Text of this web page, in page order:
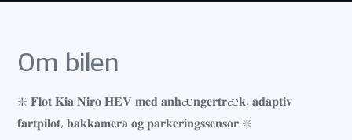
Om bilen
❇️ 𝐅𝐥𝐨𝐭 𝐊𝐢𝐚 𝐍𝐢𝐫𝐨 𝐇𝐄𝐕 𝐦𝐞𝐝 𝐚𝐧𝐡æ𝐧𝐠𝐞𝐫𝐭𝐫æ𝐤, 𝐚𝐝𝐚𝐩𝐭𝐢𝐯
𝐟𝐚𝐫𝐭𝐩𝐢𝐥𝐨𝐭, 𝐛𝐚𝐤𝐤𝐚𝐦𝐞𝐫𝐚 𝐨𝐠 𝐩𝐚𝐫𝐤𝐞𝐫𝐢𝐧𝐠𝐬𝐬𝐞𝐧𝐬𝐨𝐫 ❇️